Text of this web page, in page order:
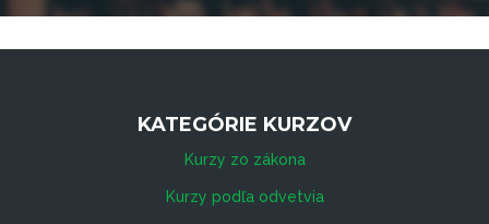
KATEGÓRIE KURZOV
Kurzy zo zákona
Kurzy podľa odvetvia